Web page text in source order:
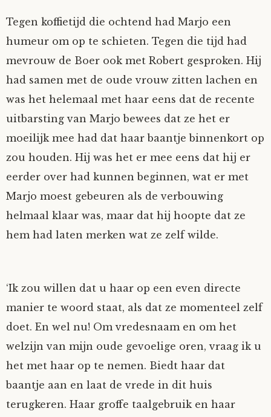
Tegen koffietijd die ochtend had Marjo een
humeur om op te schieten. Tegen die tijd had
mevrouw de Boer ook met Robert gesproken. Hij
had samen met de oude vrouw zitten lachen en
was het helemaal met haar eens dat de recente
uitbarsting van Marjo bewees dat ze het er
moeilijk mee had dat haar baantje binnenkort op
zou houden. Hij was het er mee eens dat hij er
eerder over had kunnen beginnen, wat er met
Marjo moest gebeuren als de verbouwing
helmaal klaar was, maar dat hij hoopte dat ze
hem had laten merken wat ze zelf wilde.
‘Ik zou willen dat u haar op een even directe
manier te woord staat, als dat ze momenteel zelf
doet. En wel nu! Om vredesnaam en om het
welzijn van mijn oude gevoelige oren, vraag ik u
het met haar op te nemen. Biedt haar dat
baantje aan en laat de vrede in dit huis
terugkeren. Haar groffe taalgebruik en haar